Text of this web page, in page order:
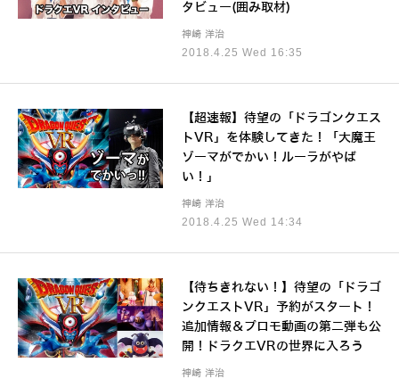
2018.4.25 Wed 16:35
タビュー(囲み取材)
神崎 洋治
2018.4.25 Wed 14:34
【超速報】待望の「ドラゴンクエス
トVR」を体験してきた！「大魔王
ゾーマがでかい！ルーラがやば
い！」
神崎 洋治
【待ちきれない！】待望の「ドラゴ
ンクエストVR」予約がスタート！
追加情報＆プロモ動画の第二弾も公
開！ドラクエVRの世界に入ろう
神崎 洋治